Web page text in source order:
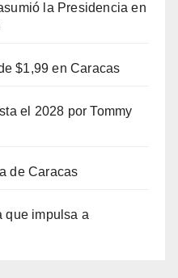
la Presidencia en
$1,99 en Caracas
el 2028 por Tommy
de Caracas
que impulsa a